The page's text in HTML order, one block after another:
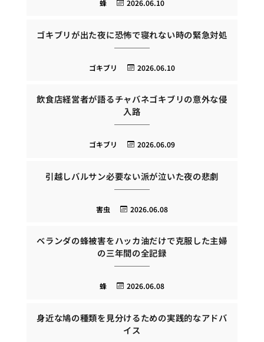
2026.06.10
蜂
ゴキブリが出た夜に恐怖で寝れない時の緊急対処
2026.06.10
ゴキブリ
飲食店経営者が語るチャバネゴキブリの意外な侵
入路
2026.06.09
ゴキブリ
引越しバルサン必要ない派が泣いた夜の悲劇
2026.06.08
害虫
ベランダの蜂被害をハッカ油だけで克服した主婦
の三年間の全記録
2026.06.08
蜂
身近な鳩の種類を見分けるための実践的なアドバ
イス